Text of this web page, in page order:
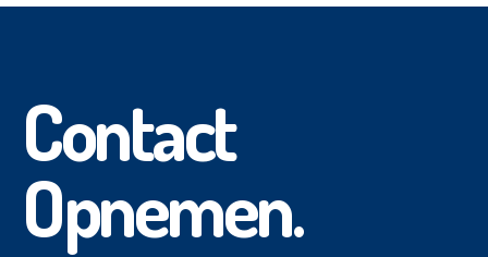
Contact
Opnemen.